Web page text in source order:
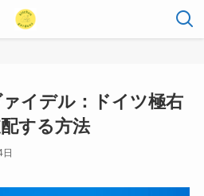
イデル：ドイツ極右
する方法